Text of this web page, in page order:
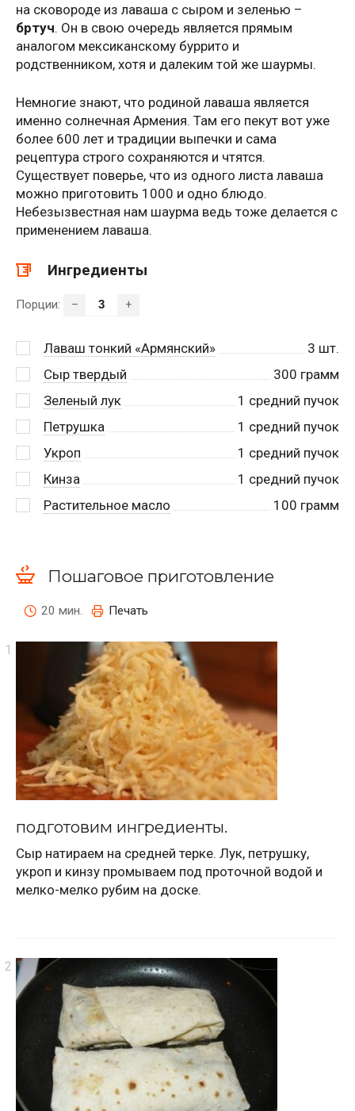
на сковороде из лаваша с сыром и зеленью –
бртуч. Он в свою очередь является прямым
аналогом мексиканскому буррито и
родственником, хотя и далеким той же шаурмы.
Немногие знают, что родиной лаваша является
именно солнечная Армения. Там его пекут вот уже
более 600 лет и традиции выпечки и сама
рецептура строго сохраняются и чтятся.
Существует поверье, что из одного листа лаваша
можно приготовить 1000 и одно блюдо.
Небезызвестная нам шаурма ведь тоже делается с
применением лаваша.
Ингредиенты
Порции: – +
Лаваш тонкий «Армянский» 3 шт.
Сыр твердый
300 грамм
Зеленый лук
1 средний пучок
Петрушка
1 средний пучок
Укроп
1 средний пучок
Кинза
1 средний пучок
Растительное масло
100 грамм
Пошаговое приготовление
20 мин. Печать
подготовим ингредиенты.
Сыр натираем на средней терке. Лук, петрушку,
укроп и кинзу промываем под проточной водой и
мелко-мелко рубим на доске.